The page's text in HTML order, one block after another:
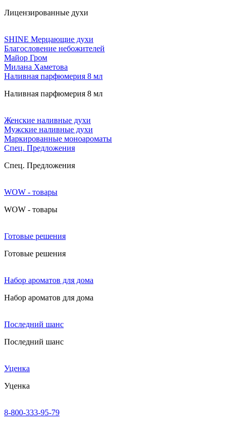
Лицензированные духи
SHINE Мерцающие духи
Благословение небожителей
Майор Гром
Милана Хаметова
Наливная парфюмерия 8 мл
Наливная парфюмерия 8 мл
Женские наливные духи
Мужские наливные духи
Маркированные моноароматы
Cпец. Предложения
Cпец. Предложения
WOW - товары
WOW - товары
Готовые решения
Готовые решения
Набор ароматов для дома
Набор ароматов для дома
Последний шанс
Последний шанс
Уценка
Уценка
8-800-333-95-79